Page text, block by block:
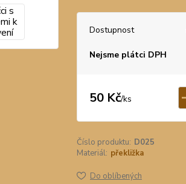
Dostupnost
Nejsme plátci DPH
50 Kč/ks
Číslo produktu: D025
Materiál: překližka
Do oblíbených